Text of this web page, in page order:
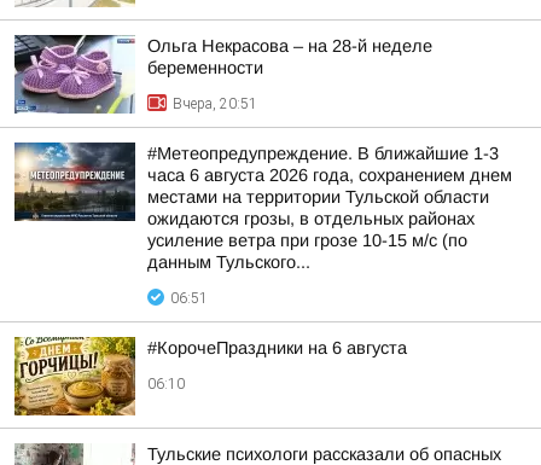
Ольга Некрасова – на 28-й неделе
беременности
Вчера, 20:51
#Метеопредупреждение. В ближайшие 1-3
часа 6 августа 2026 года, сохранением днем
местами на территории Тульской области
ожидаются грозы, в отдельных районах
усиление ветра при грозе 10-15 м/с (по
данным Тульского...
06:51
#КорочеПраздники на 6 августа
06:10
Тульские психологи рассказали об опасных